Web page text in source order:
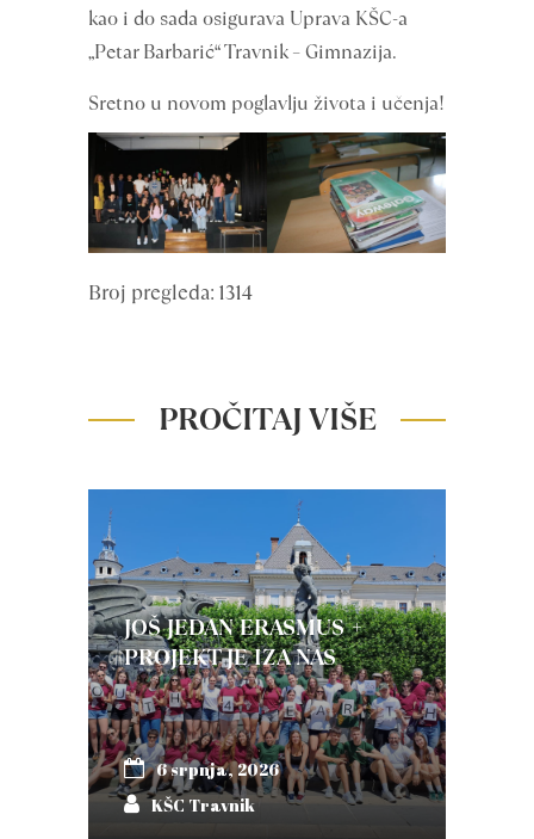
kao i do sada osigurava Uprava KŠC-a
„Petar Barbarić“ Travnik – Gimnazija.
Sretno u novom poglavlju života i učenja!
Broj pregleda: 1314
PROČITAJ VIŠE
JOŠ JEDAN ERASMUS +
PROJEKT JE IZA NAS
6 srpnja, 2026
KŠC Travnik